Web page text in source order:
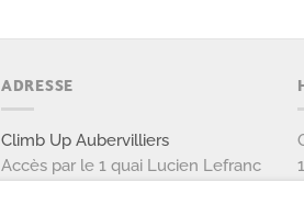
ADRESSE
Climb Up Aubervilliers
Accès par le 1 quai Lucien Lefranc